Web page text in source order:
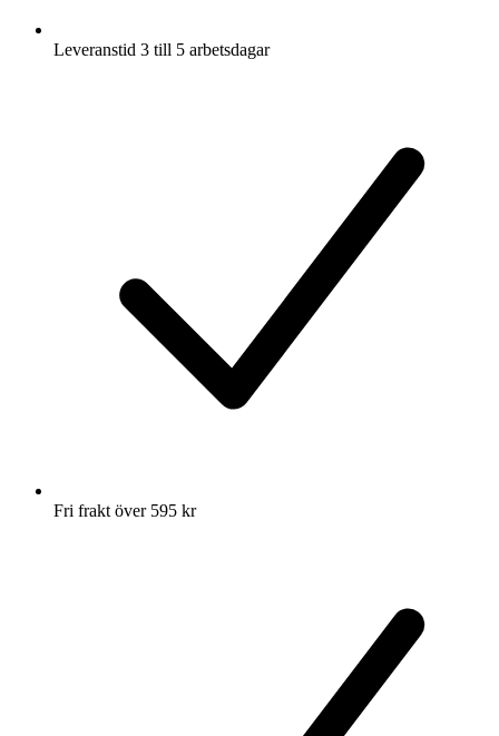
Leveranstid 3 till 5 arbetsdagar
Fri frakt över 595 kr